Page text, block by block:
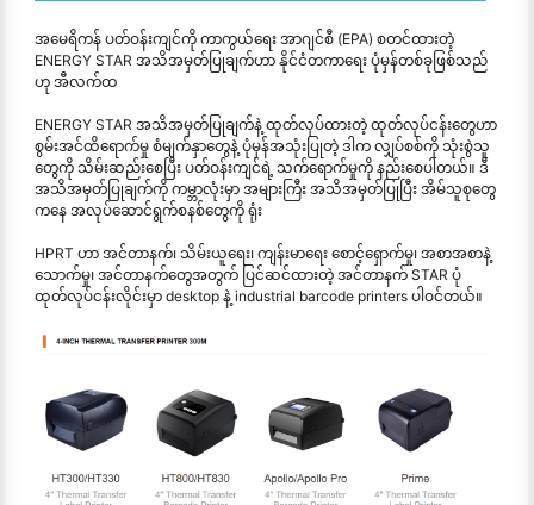
အမေရိကန် ပတ်ဝန်းကျင်ကို ကာကွယ်ရေး အာဂျင်စီ (EPA) စတင်ထားတဲ့
ENERGY STAR အသိအမှတ်ပြုချက်ဟာ နိုင်ငံတကာရေး ပုံမှန်တစ်ခုဖြစ်သည်
ဟု အီလက်ထ
ENERGY STAR အသိအမှတ်ပြုချက်နဲ့ ထုတ်လုပ်ထားတဲ့ ထုတ်လုပ်ငန်းတွေဟာ
စွမ်းအင်ထိရောက်မှု စံမျက်နှာတွေနဲ့ ပုံမှန်အသုံးပြုတဲ့ ဒါက လျှပ်စစ်ကို သုံးစွဲသူ
တွေကို သိမ်းဆည်းစေပြီး ပတ်ဝန်းကျင်ရဲ့ သက်ရောက်မှုကို နည်းစေပါတယ်။ ဒီ
အသိအမှတ်ပြုချက်ကို ကမ္ဘာလုံးမှာ အများကြီး အသိအမှတ်ပြုပြီး အိမ်သူစုတွေ
ကနေ အလုပ်ဆောင်ရွက်စနစ်တွေကို ရုံး
HPRT ဟာ အင်တာနက်၊ သိမ်းယူရေး၊ ကျန်းမာရေး စောင့်ရှောက်မှု၊ အစာအစာနဲ့
သောက်မှု၊ အင်တာနက်တွေအတွက် ပြင်ဆင်ထားတဲ့ အင်တာနက် STAR ပုံ
ထုတ်လုပ်ငန်းလိုင်းမှာ desktop နဲ့ industrial barcode printers ပါဝင်တယ်။